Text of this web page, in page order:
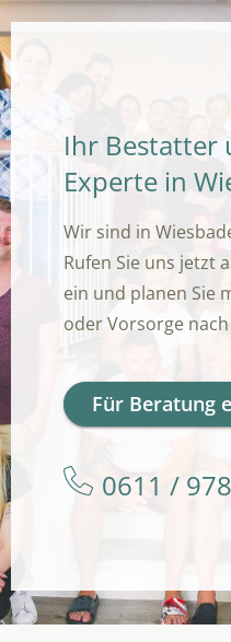
Ihr Bestatter
Experte in
Wir sind in
Rufen Sie uns jetzt
ein und planen Sie
oder Vorsorge
Für Beratung
0611 /